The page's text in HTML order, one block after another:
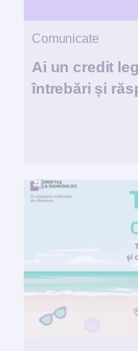
Comunicate
Ai un credit
întrebări și